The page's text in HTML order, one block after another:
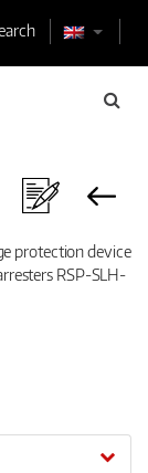
protection device
RSP-SLH-